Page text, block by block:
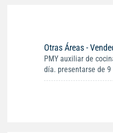
Otras Áreas -
PMY auxiliar de
día. presentarse de 9